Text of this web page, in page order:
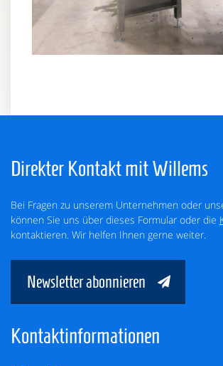
Direkter Kontakt mit Willems
Bei Fragen zu unserem Unternehmen oder
können Sie uns über dieses Formular oder die
kontaktieren. Wir helfen Ihnen gerne weiter.
Newsletter abonnieren
Kontaktinformationen